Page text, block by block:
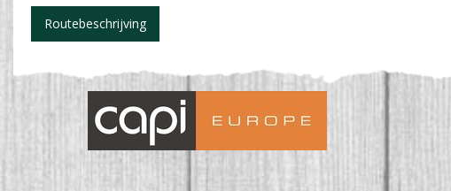
Routebeschrijving